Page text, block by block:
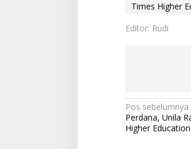
Times Higher
Editor: Rudi
N
a
Pos sebelumnya
Perdana, Unila
Higher